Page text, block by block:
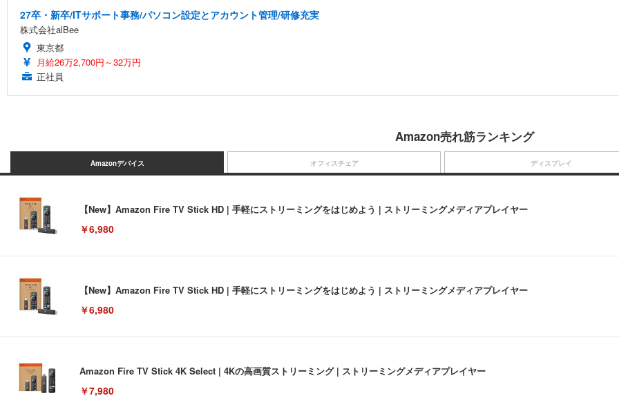
27卒・新卒/ITサポート事務/パソコン設定とアカウント管理/研修充実
株式会社alBee
東京都
月給26万2,700円～32万円
正社員
Amazon売れ筋ランキング
Amazonデバイス
【New】Amazon Fire TV Stick HD | 手軽にストリーミングをはじめよう | ストリーミングメディアプレイヤー
￥6,980
【New】Amazon Fire TV Stick HD | 手軽にストリーミングをはじめよう | ストリーミングメディアプレイヤー
￥6,980
Amazon Fire TV Stick 4K Select | 4Kの高画質ストリーミング | ストリーミングメディアプレイヤー
￥7,980
オフィスチェア ディスプレイ